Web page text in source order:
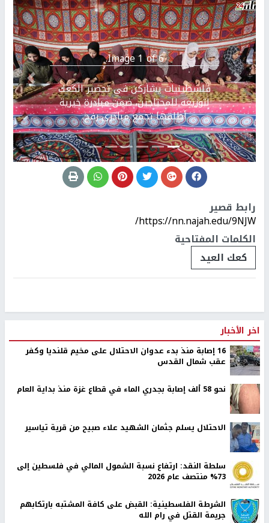
Image 1 of 6.
فلسطينيات يشاركن في تحضير الكعك
لتوزيعه للمحتاجين، ضمن مبادرة خيرية
أطلقها تجمع مبادري رفح.
Previous التالي
رابط قصير
https://nn.najah.edu/9NJW/
الكلمات المفتاحية
كعك العيد
اخر الأخبار
16 إصابة منذ بدء عدوان الاحتلال على مخيم قلنديا وكفر
عقب شمال القدس
نحو 58 ألف إصابة بجدري الماء في قطاع غزة منذ بداية العام
الاحتلال يسلم جثمان الشهيد علاء صبيح من قرية تياسير
سلطة النقد: ارتفاع نسبة الشمول المالي في فلسطين إلى
73% منتصف عام 2026
الشرطة الفلسطينية: القبض على كافة المشتبه بارتكابهم
جريمة القتل في رام الله